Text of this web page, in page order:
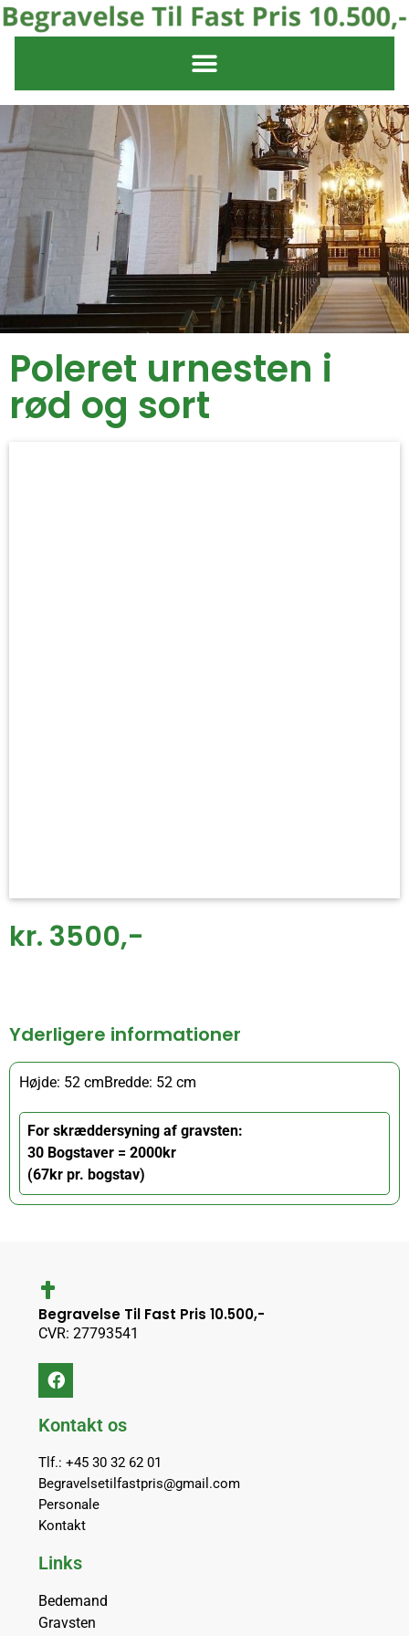
Poleret urnesten i
rød og sort
kr. 3500,-
Yderligere informationer
Højde: 52 cmBredde: 52 cm
For skræddersyning af gravsten:
30 Bogstaver = 2000kr
(67kr pr. bogstav)
Begravelse Til Fast Pris 10.500,-
CVR: 27793541
Kontakt os
Tlf.: +45 30 32 62 01
Begravelsetilfastpris@gmail.com
Personale
Kontakt
Links
Bedemand
Gravsten